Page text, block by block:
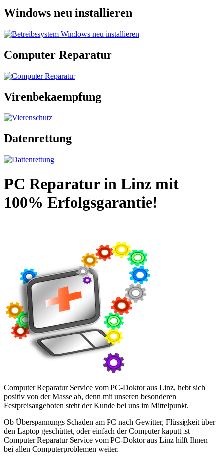
Windows neu installieren
Computer Reparatur
Virenbekaempfung
Datenrettung
PC Reparatur in Linz mit
100% Erfolgsgarantie!
Computer Reparatur Service vom PC-Doktor aus Linz, hebt sich
positiv von der Masse ab, denn mit unseren besonderen
Festpreisangeboten steht der Kunde bei uns im Mittelpunkt.
Ob Überspannungs Schaden am PC nach Gewitter, Flüssigkeit über
den Laptop geschüttet, oder einfach der Computer kaputt ist –
Computer Reparatur Service vom PC-Doktor aus Linz hilft Ihnen
bei allen Computerproblemen weiter.